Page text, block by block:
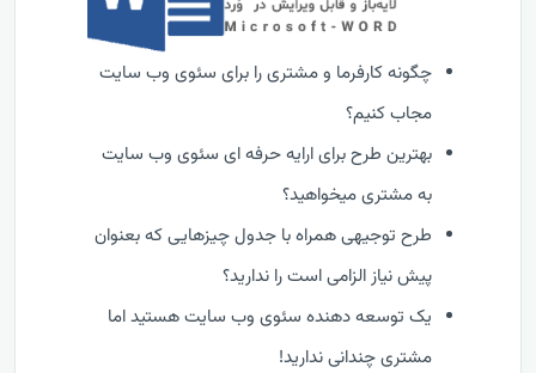
چگونه کارفرما و مشتری را برای سئوی وب سایت
مجاب کنیم؟
بهترین طرح برای ارایه حرفه ای سئوی وب سایت
به مشتری میخواهید؟
طرح توجیهی همراه با جدول چیزهایی که بعنوان
پیش نیاز الزامی است را ندارید؟
یک توسعه دهنده سئوی وب سایت هستید اما
مشتری چندانی ندارید!